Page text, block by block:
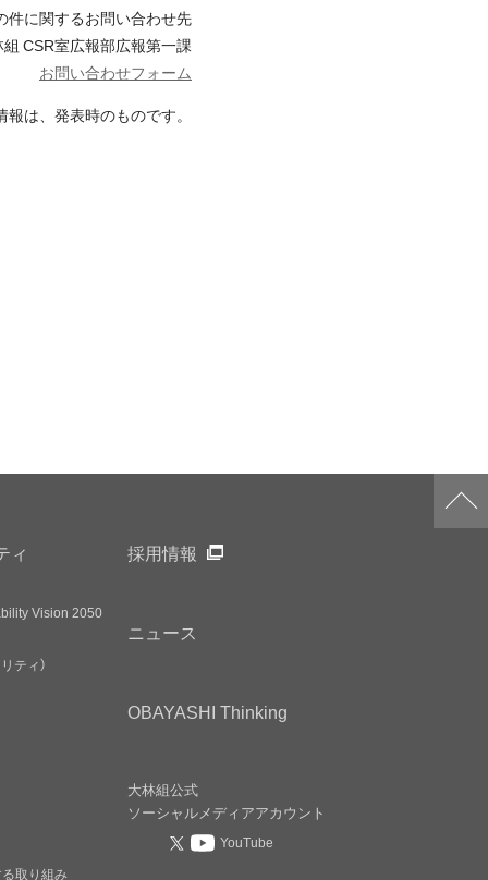
件に関するお問い合わせ先
CSR室広報部広報第一課
お問い合わせフォーム
は、発表時のものです。
ィ
Vision 2050
ティ）
取り組み
採用情報
ニュース
OBAYASHI Thinking
大林組公式
ソーシャルメディアアカウント
YouTube